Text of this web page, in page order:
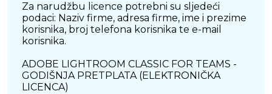
Za narudžbu licence potrebni su sljedeći
podaci: Naziv firme, adresa firme, ime i prezime
korisnika, broj telefona korisnika te e-mail
korisnika.
ADOBE LIGHTROOM CLASSIC FOR TEAMS -
GODIŠNJA PRETPLATA (ELEKTRONIČKA
LICENCA)